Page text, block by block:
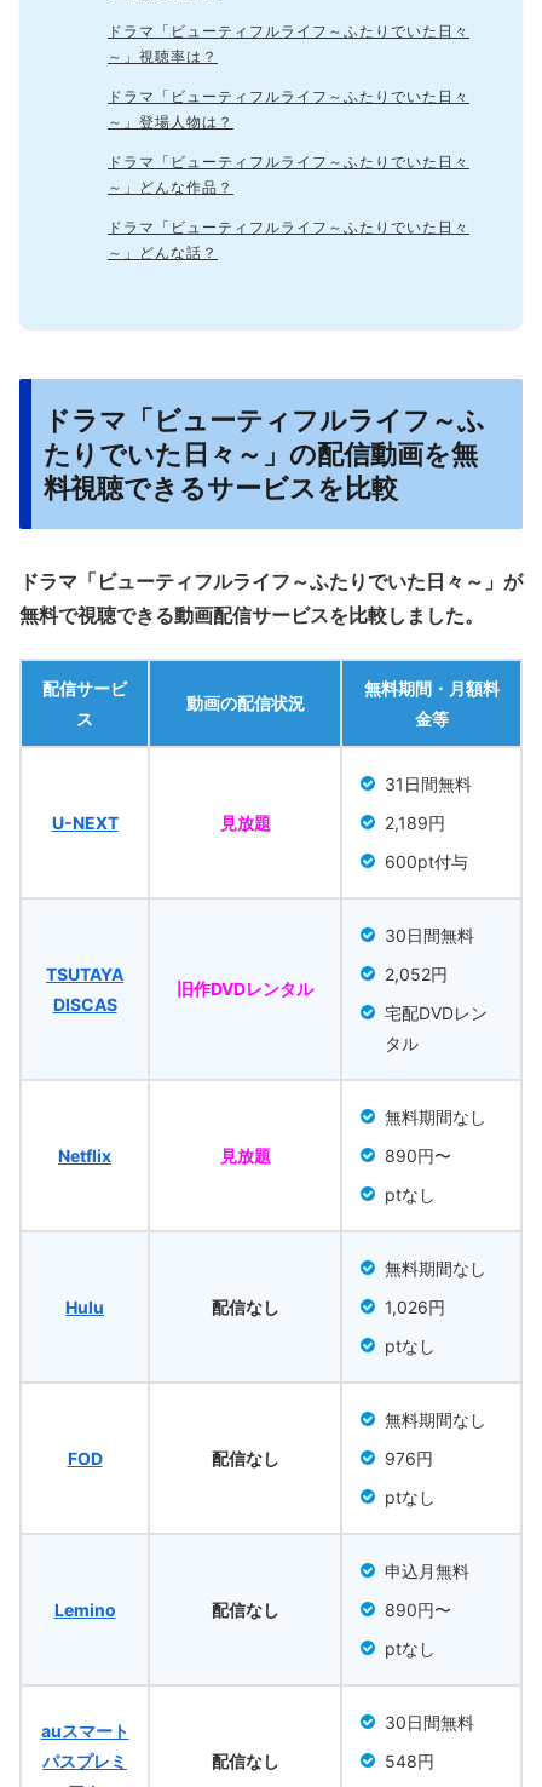
ドラマ「ビューティフルライフ～ふたりでいた日々
～」視聴率は？
ドラマ「ビューティフルライフ～ふたりでいた日々
～」登場人物は？
ドラマ「ビューティフルライフ～ふたりでいた日々
～」どんな作品？
ドラマ「ビューティフルライフ～ふたりでいた日々
～」どんな話？
ドラマ「ビューティフルライフ～ふ
たりでいた日々～」の配信動画を無
料視聴できるサービスを比較
ドラマ「ビューティフルライフ～ふたりでいた日々～」が
無料で視聴できる動画配信サービスを比較しました。
配信サービ
ス
動画の配信状況
無料期間・月額料
金等
U-NEXT 見放題
31日間無料
2,189円
600pt付与
TSUTAYA
DISCAS
旧作DVDレンタル
30日間無料
2,052円
宅配DVDレン
タル
Netflix 見放題
無料期間なし
890円〜
ptなし
Hulu 配信なし
無料期間なし
1,026円
ptなし
FOD 配信なし
無料期間なし
976円
ptなし
Lemino 配信なし
申込月無料
890円〜
ptなし
auスマート
パスプレミ
配信なし
30日間無料
548円